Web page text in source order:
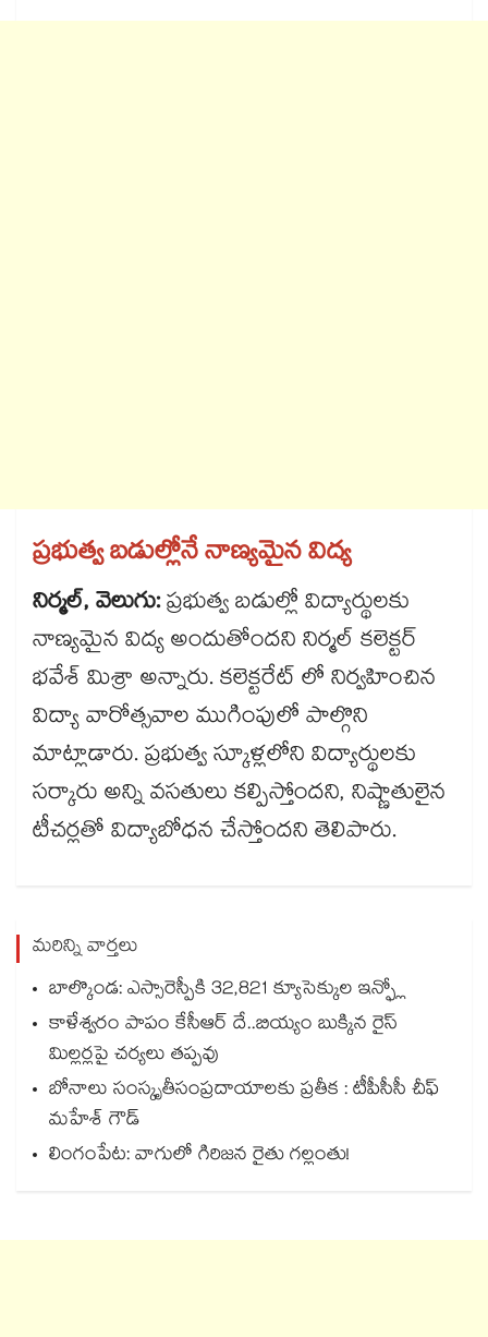
ప్రభుత్వ బడుల్లోనే నాణ్యమైన విద్య
నిర్మల్, వెలుగు:ప్రభుత్వ బడుల్లో విద్యార్థులకు
నాణ్యమైన విద్య అందుతోందని నిర్మల్ కలెక్టర్
భవేశ్ మిశ్రా అన్నారు. కలెక్టరేట్ లో నిర్వహించిన
విద్యా వారోత్సవాల ముగింపులో పాల్గొని
మాట్లాడారు. ప్రభుత్వ స్కూళ్లలోని విద్యార్థులకు
సర్కారు అన్ని వసతులు కల్పిస్తోందని, నిష్ణాతులైన
టీచర్లతో విద్యాబోధన చేస్తోందని తెలిపారు.
మరిన్ని వార్తలు
బాల్కొండ: ఎస్సారెస్పీకి 32,821 క్యూసెక్కుల ఇన్ఫ్లో
కాళేశ్వరం పాపం కేసీఆర్ దే..బియ్యం బుక్కిన రైస్
మిల్లర్లపై చర్యలు తప్పవు
బోనాలు సంస్కృతీసంప్రదాయాలకు ప్రతీక : టీపీసీసీ చీఫ్‌‌‌‌‌‌‌‌‌‌‌‌‌‌‌‌
మహేశ్‌‌‌‌‌‌‌‌ గౌడ్‌‌‌‌‌‌‌‌‌‌‌‌‌‌‌‌
లింగంపేట: వాగులో గిరిజన రైతు గల్లంతు!